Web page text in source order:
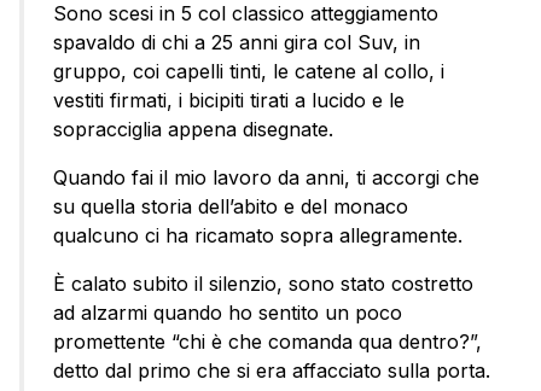
Sono scesi in 5 col classico atteggiamento
spavaldo di chi a 25 anni gira col Suv, in
gruppo, coi capelli tinti, le catene al collo, i
vestiti firmati, i bicipiti tirati a lucido e le
sopracciglia appena disegnate.
Quando fai il mio lavoro da anni, ti accorgi che
su quella storia dell’abito e del monaco
qualcuno ci ha ricamato sopra allegramente.
È calato subito il silenzio, sono stato costretto
ad alzarmi quando ho sentito un poco
promettente “chi è che comanda qua dentro?”,
detto dal primo che si era affacciato sulla porta.